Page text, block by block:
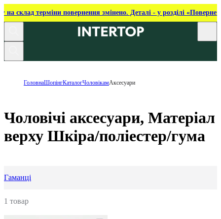
на склад терміни повернення змінено. Деталі - у розділі
ГоловнаШопінгКаталогЧоловікамАксесуари
Чоловічі аксесуари, Матеріал
верху Шкіра/поліестер/гума
Гаманці
1 товар